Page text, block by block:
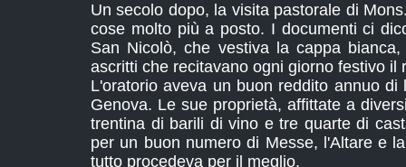
Un secolo dopo, la visita pastorale di
cose molto più a posto. I documenti ci
San Nicolò, che vestiva la cappa
ascritti che recitavano ogni giorno festivo il
L'oratorio aveva un buon reddito annuo di
Genova. Le sue proprietà, affittate a
trentina di barili di vino e tre quarte di
per un buon numero di Messe, l'Altare e
tutto procedeva per il meglio.